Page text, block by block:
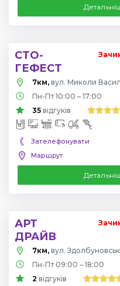
СТО-
ГЕФЕСТ
7км, вул. Миколи
Пн-Пт 10:00 – 17:00
35 відгуків
Зателефонувати
Маршрут
АРТ
ДРАЙВ
7км, вул.
Пн-Пт 09:00 – 18:00
2 відгуків